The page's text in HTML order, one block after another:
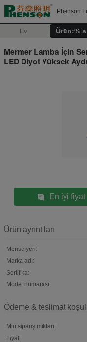
Phenson
Ev Ürün:% s
Mermer Lamba İçin
LED Diyot Yüksek
En iyi fiyat
Ürün ayrıntıları
Menşe yeri:
Marka adı:
Sertifika:
Model numarası:
Ödeme & teslimat
Min sipariş miktarı:
Fiyat: